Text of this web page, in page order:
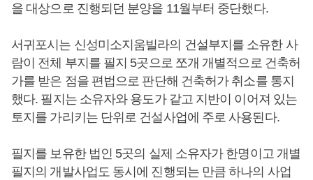
을 대상으로 진행되던 분양을 11월부터 중단했다.
서귀포시는 신성미소지움빌라의 건설부지를 소유한 사
람이 전체 부지를 필지 5곳으로 쪼개 개별적으로 건축허
가를 받은 점을 편법으로 판단해 건축허가 취소를 통지
했다. 필지는 소유자와 용도가 같고 지반이 이어져 있는
토지를 가리키는 단위로 건설사업에 주로 사용된다.
필지를 보유한 법인 5곳의 실제 소유자가 한명이고 개별
필지의 개발사업도 동시에 진행되는 만큼 하나의 사업